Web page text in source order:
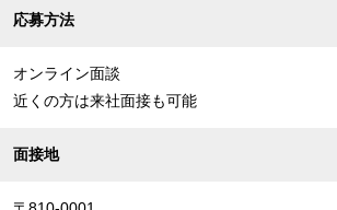
応募方法
オンライン面談
近くの方は来社面接も可能
面接地